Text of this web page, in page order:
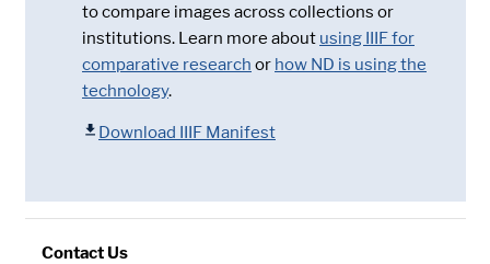
to compare images across collections or
institutions. Learn more about using IIIF for
comparative research or how ND is using the
technology.
Download IIIF Manifest
Contact Us